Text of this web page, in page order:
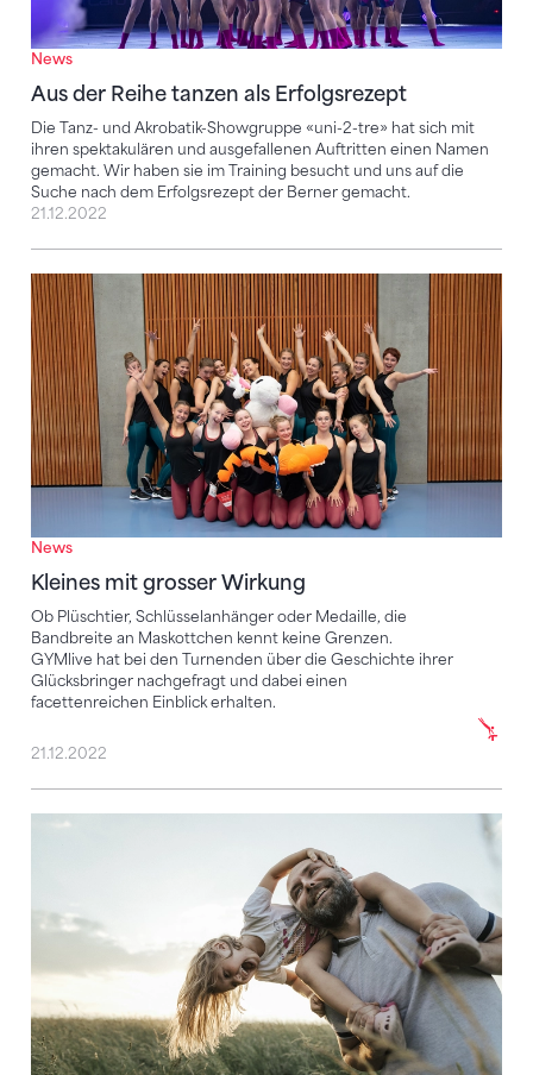
News
Aus der Reihe tanzen als Erfolgsrezept
Die Tanz- und Akrobatik-Showgruppe «uni-2-tre» hat sich mit
ihren spektakulären und ausgefallenen Auftritten einen Namen
gemacht. Wir haben sie im Training besucht und uns auf die
Suche nach dem Erfolgsrezept der Berner gemacht.
21.12.2022
News
Kleines mit grosser Wirkung
Ob Plüschtier, Schlüsselanhänger oder Medaille, die
Bandbreite an Maskottchen kennt keine Grenzen.
GYMlive hat bei den Turnenden über die Geschichte ihrer
Glücksbringer nachgefragt und dabei einen
facettenreichen Einblick erhalten.
Kleines mit grosser Wirkung
21.12.2022
Krafttraining fürs Immunsystem